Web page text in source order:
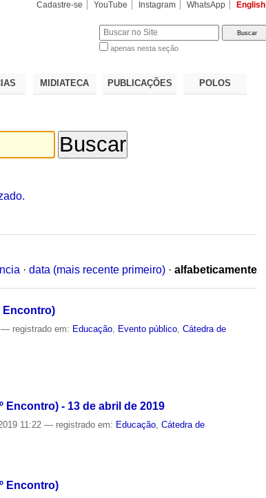
Cadastre-se YouTube Instagram WhatsApp English
apenas nesta seção
MIDIATECA PUBLICAÇÕES POLOS
· data (mais recente primeiro) · alfabeticamente
Encontro)
— registrado em: Educação Evento público ,Cátedra de
Encontro) - 13 de abril de 2019
11:22— registrado em: Educação ,Cátedra de
Encontro)